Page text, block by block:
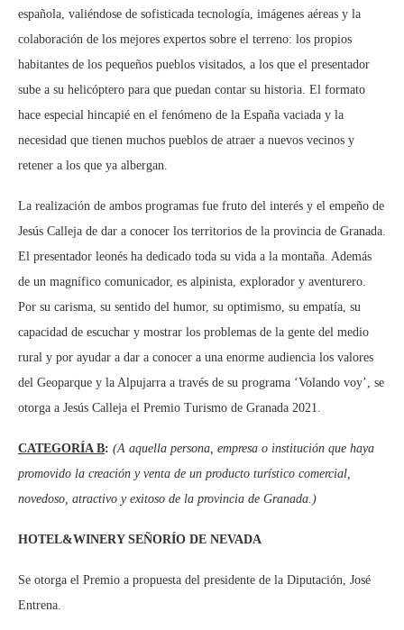
española, valiéndose de sofisticada tecnología, imágenes aéreas y la
colaboración de los mejores expertos sobre el terreno: los propios
habitantes de los pequeños pueblos visitados, a los que el presentador
sube a su helicóptero para que puedan contar su historia. El formato
hace especial hincapié en el fenómeno de la España vaciada y la
necesidad que tienen muchos pueblos de atraer a nuevos vecinos y
retener a los que ya albergan.
La realización de ambos programas fue fruto del interés y el empeño de
Jesús Calleja de dar a conocer los territorios de la provincia de Granada.
El presentador leonés ha dedicado toda su vida a la montaña. Además
de un magnífico comunicador, es alpinista, explorador y aventurero.
Por su carisma, su sentido del humor, su optimismo, su empatía, su
capacidad de escuchar y mostrar los problemas de la gente del medio
rural y por ayudar a dar a conocer a una enorme audiencia los valores
del Geoparque y la Alpujarra a través de su programa ‘Volando voy’, se
otorga a Jesús Calleja el Premio Turismo de Granada 2021.
CATEGORÍA B: (A aquella persona, empresa o institución que haya
promovido la creación y venta de un producto turístico comercial,
novedoso, atractivo y exitoso de la provincia de Granada.)
HOTEL&WINERY SEÑORÍO DE NEVADA
Se otorga el Premio a propuesta del presidente de la Diputación, José
Entrena.